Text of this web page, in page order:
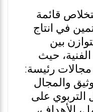
قائمة
في انتاج
بين
حيث
مجالات رئيسة:
والمجال
التربوي على